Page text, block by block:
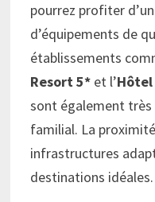
pourrez profiter
d’équipements de
établissements
Resort 5* et l’Hôtel
sont également très
familial. La
infrastructures
destinations idéales.